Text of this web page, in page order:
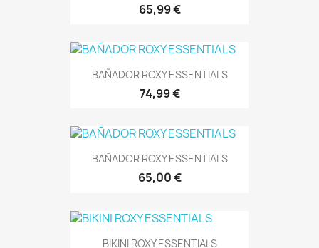
65,99 €
BAÑADOR ROXY ESSENTIALS
74,99 €
BAÑADOR ROXY ESSENTIALS
65,00 €
BIKINI ROXY ESSENTIALS